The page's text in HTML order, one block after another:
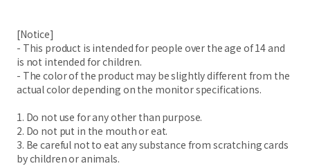
[Notice]
- This product is intended for people over the age of 14 and
is not intended for children.
- The color of the product may be slightly different from the
actual color depending on the monitor specifications.
1. Do not use for any other than purpose.
2. Do not put in the mouth or eat.
3. Be careful not to eat any substance from scratching cards
by children or animals.